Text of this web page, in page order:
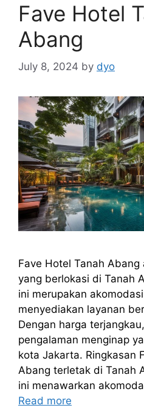
Fave Hotel
Abang
July 8, 2024 by dyo
Fave Hotel Tanah
yang berlokasi di Tanah
ini merupakan
menyediakan layanan
Dengan harga
pengalaman menginap
kota Jakarta. Ringkasan
Abang terletak di Tanah
ini menawarkan
Read more